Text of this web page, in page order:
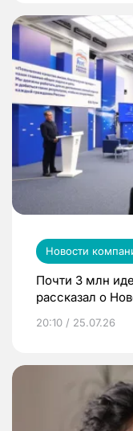
Новости
Почти 3 млн
рассказал о
20:10 / 25.07.26